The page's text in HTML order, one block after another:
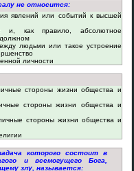
не относится:
явлений или событий к высшей
и, как правило, абсолютное
людьми или такое устроение
личности
стороны жизни общества и
стороны жизни общества и
стороны жизни общества и
которого состоит в
и всемогущего Бога,
злу, называется: